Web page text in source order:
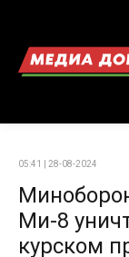
05:41 | 28-08-2024
Ми-8
курском